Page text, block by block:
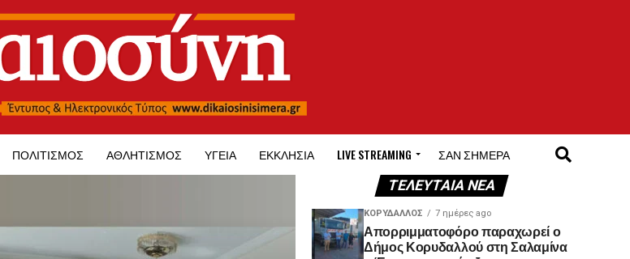
ΠΟΛΙΤΙΣΜΌΣ ΑΘΛΗΤΙΣΜΌΣ ΥΓΕΊΑ ΕΚΚΛΗΣΊΑ LIVE STREAMING ΣΑΝ ΣΉΜΕΡΑ
ΤΕΛΕΥΤΑΊΑ ΝΈΑ
ΚΟΡΥΔΑΛΛΟΣ 7 ημέρες ago
Απορριμματοφόρο παραχωρεί ο
Δήμος Κορυδαλλού στη Σαλαμίνα